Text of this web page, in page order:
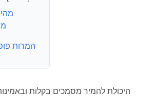
המרות
היכולת להמיר מסמכים בקלות